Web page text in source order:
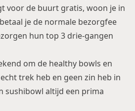
voor de buurt gratis, woon je in
je de normale bezorgfee
hun top 3 drie-gangen
om de healthy bowls en
trek heb en geen zin heb in
sushibowl altijd een prima